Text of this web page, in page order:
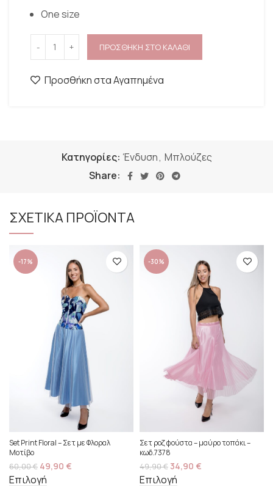
One size
ΠΡΟΣΘΗΚΗ ΣΤΟ ΚΑΛΑΘΙ
Προσθήκη στα Αγαπημένα
Κατηγορίες: Ένδυση, Μπλούζες
Share:
ΣΧΕΤΙΚΑ ΠΡΟΪΟΝΤΑ
-17%
Set Print Floral – Σετ με Φλοραλ
Μοτίβο
60,00€ 49,90 €
Επιλογή
-30%
Σετ ροζ φούστα – μαύρο τοπάκι –
κωδ.7378
49,90€ 34,90 €
Επιλογή